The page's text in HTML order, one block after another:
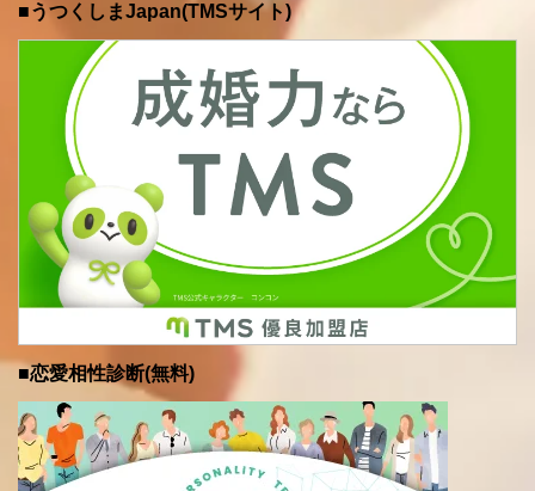
■うつくしまJapan(TMSサイト)
■恋愛相性診断(無料)